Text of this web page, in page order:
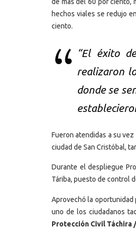
hechos viales se redujo
ciento.
“El éxito
realizaron
donde se
Fueron atendidas a su
ciudad de San Cristóbal,
Durante el despliegue
Táriba, puesto de control
Aprovechó la oportunidad
uno de los ciudadanos
Protección Civil Táchira